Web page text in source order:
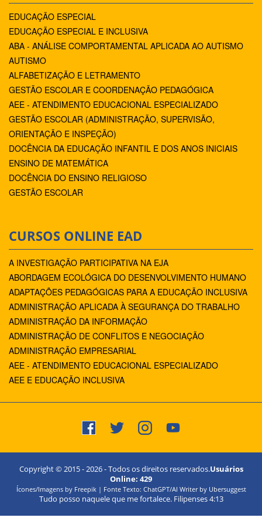
EDUCAÇÃO ESPECIAL
EDUCAÇÃO ESPECIAL E INCLUSIVA
ABA - ANÁLISE COMPORTAMENTAL APLICADA AO AUTISMO
AUTISMO
ALFABETIZAÇÃO E LETRAMENTO
GESTÃO ESCOLAR E COORDENAÇÃO PEDAGÓGICA
AEE - ATENDIMENTO EDUCACIONAL ESPECIALIZADO
GESTÃO ESCOLAR (ADMINISTRAÇÃO, SUPERVISÃO,
ORIENTAÇÃO E INSPEÇÃO)
DOCÊNCIA DA EDUCAÇÃO INFANTIL E DOS ANOS INICIAIS
ENSINO DE MATEMÁTICA
DOCÊNCIA DO ENSINO RELIGIOSO
GESTÃO ESCOLAR
CURSOS ONLINE EAD
A INVESTIGAÇÃO PARTICIPATIVA NA EJA
ABORDAGEM ECOLÓGICA DO DESENVOLVIMENTO HUMANO
ADAPTAÇÕES PEDAGÓGICAS PARA A EDUCAÇÃO INCLUSIVA
ADMINISTRAÇÃO APLICADA À SEGURANÇA DO TRABALHO
ADMINISTRAÇÃO DA INFORMAÇÃO
ADMINISTRAÇÃO DE CONFLITOS E NEGOCIAÇÃO
ADMINISTRAÇÃO EMPRESARIAL
AEE - ATENDIMENTO EDUCACIONAL ESPECIALIZADO
AEE E EDUCAÇÃO INCLUSIVA
Copyright © 2015 -2026- Todos os direitos reservados.Usuários
Online: 429
Ícones/Imagens by Freepik | Fonte Texto: ChatGPT/AI Writer by Ubersuggest
Tudo posso naquele que me fortalece. Filipenses 4:13